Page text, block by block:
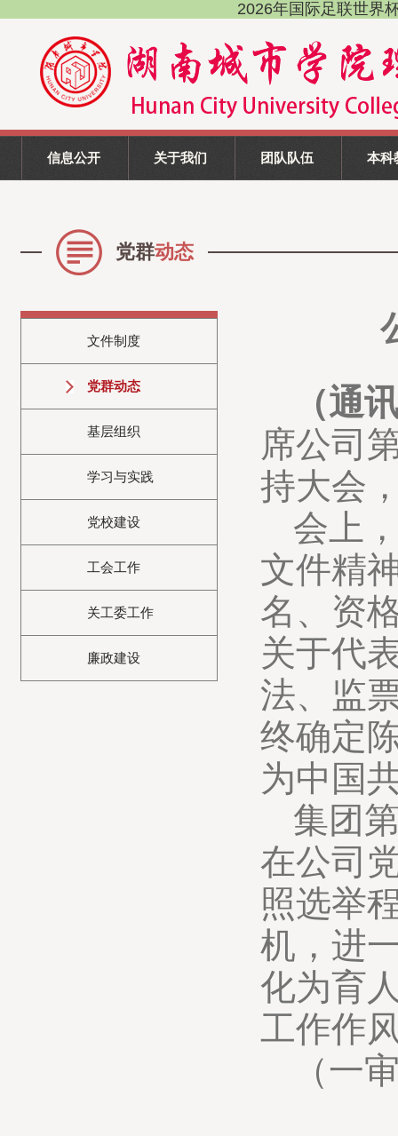
2026年国际足联世界
信息公开 关于我们 团队队伍 本科
党群动态
文件制度
党群动态
基层组织
学习与实践
党校建设
工会工作
关工委工作
廉政建设
（通
席公司
持大会
会上
文件精
名、资
关于代
法、监
终确定
为中国
集团
在公司
照选举
机，进
化为育
工作作
（一